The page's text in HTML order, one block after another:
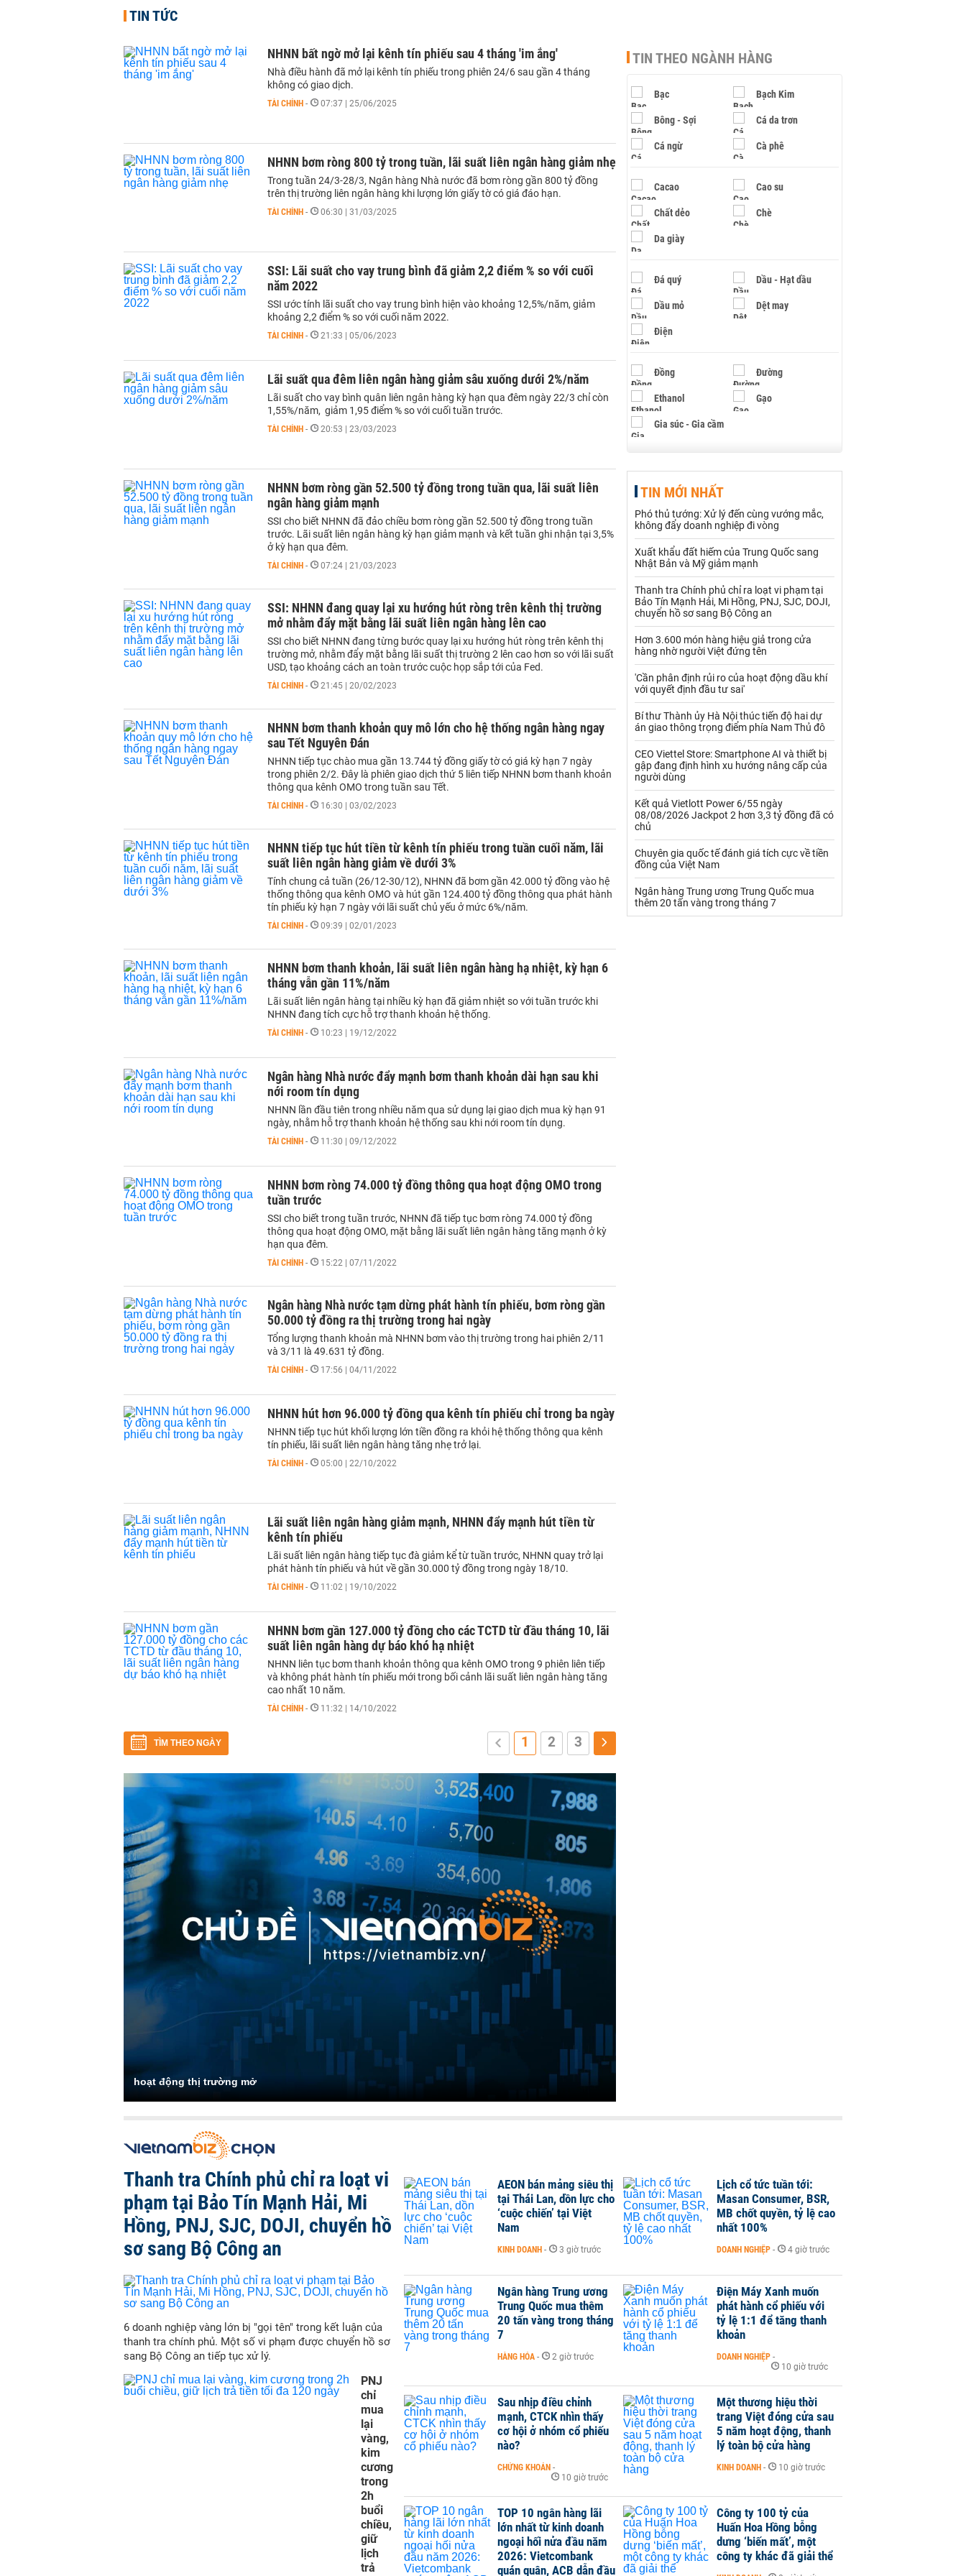
TIN TỨC
NHNN bất ngờ mở lại kênh tín phiếu sau 4 tháng 'im ắng'
Nhà điều hành đã mở lại kênh tín phiếu trong phiên 24/6 sau gần 4 tháng
không có giao dịch.
TÀI CHÍNH - 07:37 | 25/06/2025
NHNN bơm ròng 800 tỷ trong tuần, lãi suất liên ngân hàng giảm nhẹ
Trong tuần 24/3-28/3, Ngân hàng Nhà nước đã bơm ròng gần 800 tỷ đồng
trên thị trường liên ngân hàng khi lượng lớn giấy tờ có giá đáo hạn.
TÀI CHÍNH - 06:30 | 31/03/2025
SSI: Lãi suất cho vay trung bình đã giảm 2,2 điểm % so với cuối
năm 2022
SSI ước tính lãi suất cho vay trung bình hiện vào khoảng 12,5%/năm, giảm
khoảng 2,2 điểm % so với cuối năm 2022.
TÀI CHÍNH - 21:33 | 05/06/2023
Lãi suất qua đêm liên ngân hàng giảm sâu xuống dưới 2%/năm
Lãi suất cho vay bình quân liên ngân hàng kỳ hạn qua đêm ngày 22/3 chỉ còn
1,55%/năm, giảm 1,95 điểm % so với cuối tuần trước.
TÀI CHÍNH - 20:53 | 23/03/2023
NHNN bơm ròng gần 52.500 tỷ đồng trong tuần qua, lãi suất liên
ngân hàng giảm mạnh
SSI cho biết NHNN đã đảo chiều bơm ròng gần 52.500 tỷ đồng trong tuần
trước. Lãi suất liên ngân hàng kỳ hạn giảm mạnh và kết tuần ghi nhận tại 3,5%
ở kỳ hạn qua đêm.
TÀI CHÍNH - 07:24 | 21/03/2023
SSI: NHNN đang quay lại xu hướng hút ròng trên kênh thị trường
mở nhằm đẩy mặt bằng lãi suất liên ngân hàng lên cao
SSI cho biết NHNN đang từng bước quay lại xu hướng hút ròng trên kênh thị
trường mở, nhằm đẩy mặt bằng lãi suất thị trường 2 lên cao hơn so với lãi suất
USD, tạo khoảng cách an toàn trước cuộc họp sắp tới của Fed.
TÀI CHÍNH - 21:45 | 20/02/2023
NHNN bơm thanh khoản quy mô lớn cho hệ thống ngân hàng ngay
sau Tết Nguyên Đán
NHNN tiếp tục chào mua gần 13.744 tỷ đồng giấy tờ có giá kỳ hạn 7 ngày
trong phiên 2/2. Đây là phiên giao dịch thứ 5 liên tiếp NHNN bơm thanh khoản
thông qua kênh OMO trong tuần sau Tết.
TÀI CHÍNH - 16:30 | 03/02/2023
NHNN tiếp tục hút tiền từ kênh tín phiếu trong tuần cuối năm, lãi
suất liên ngân hàng giảm về dưới 3%
Tính chung cả tuần (26/12-30/12), NHNN đã bơm gần 42.000 tỷ đồng vào hệ
thống thông qua kênh OMO và hút gần 124.400 tỷ đồng thông qua phát hành
tín phiếu kỳ hạn 7 ngày với lãi suất chủ yếu ở mức 6%/năm.
TÀI CHÍNH - 09:39 | 02/01/2023
NHNN bơm thanh khoản, lãi suất liên ngân hàng hạ nhiệt, kỳ hạn 6
tháng vẫn gần 11%/năm
Lãi suất liên ngân hàng tại nhiều kỳ hạn đã giảm nhiệt so với tuần trước khi
NHNN đang tích cực hỗ trợ thanh khoản hệ thống.
TÀI CHÍNH - 10:23 | 19/12/2022
Ngân hàng Nhà nước đẩy mạnh bơm thanh khoản dài hạn sau khi
nới room tín dụng
NHNN lần đầu tiên trong nhiều năm qua sử dụng lại giao dịch mua kỳ hạn 91
ngày, nhằm hỗ trợ thanh khoản hệ thống sau khi nới room tín dụng.
TÀI CHÍNH - 11:30 | 09/12/2022
NHNN bơm ròng 74.000 tỷ đồng thông qua hoạt động OMO trong
tuần trước
SSI cho biết trong tuần trước, NHNN đã tiếp tục bơm ròng 74.000 tỷ đồng
thông qua hoạt động OMO, mặt bằng lãi suất liên ngân hàng tăng mạnh ở kỳ
hạn qua đêm.
TÀI CHÍNH - 15:22 | 07/11/2022
Ngân hàng Nhà nước tạm dừng phát hành tín phiếu, bơm ròng gần
50.000 tỷ đồng ra thị trường trong hai ngày
Tổng lượng thanh khoản mà NHNN bơm vào thị trường trong hai phiên 2/11
và 3/11 là 49.631 tỷ đồng.
TÀI CHÍNH - 17:56 | 04/11/2022
NHNN hút hơn 96.000 tỷ đồng qua kênh tín phiếu chỉ trong ba ngày
NHNN tiếp tục hút khối lượng lớn tiền đồng ra khỏi hệ thống thông qua kênh
tín phiếu, lãi suất liên ngân hàng tăng nhẹ trở lại.
TÀI CHÍNH - 05:00 | 22/10/2022
Lãi suất liên ngân hàng giảm mạnh, NHNN đẩy mạnh hút tiền từ
kênh tín phiếu
Lãi suất liên ngân hàng tiếp tục đà giảm kể từ tuần trước, NHNN quay trở lại
phát hành tín phiếu và hút về gần 30.000 tỷ đồng trong ngày 18/10.
TÀI CHÍNH - 11:02 | 19/10/2022
NHNN bơm gần 127.000 tỷ đồng cho các TCTD từ đầu tháng 10, lãi
suất liên ngân hàng dự báo khó hạ nhiệt
NHNN liên tục bơm thanh khoản thông qua kênh OMO trong 9 phiên liên tiếp
và không phát hành tín phiếu mới trong bối cảnh lãi suất liên ngân hàng tăng
cao nhất 10 năm.
TÀI CHÍNH - 11:32 | 14/10/2022
TÌM THEO NGÀY 1 2 3
hoạt động thị trường mở
TIN THEO NGÀNH HÀNG
Bạc Bạch Kim
Bông - Sợi Cá da trơn
Cá ngừ Cà phê
Cacao Cao su
Chất dẻo Chè
Da giày
Đá quý Dầu - Hạt dầu
Dầu mỏ Dệt may
Điện
Đồng Đường
Ethanol Gạo
Gia súc - Gia cầm
Hạt điều
Khí đốt
Kim loại khác Mắc ca
Muối Ngũ cốc
Nhựa - Hạt nhựa
Palladium Phân bón
Rau - Củ -Quả Sắt thép
Sữa
Than Thức ăn chăn nuôi
Thủy hải sản khác Tôm
Xi măng - Clynker
TIN MỚI NHẤT
Phó thủ tướng: Xử lý đến cùng vướng mắc,
không đẩy doanh nghiệp đi vòng
Xuất khẩu đất hiếm của Trung Quốc sang
Nhật Bản và Mỹ giảm mạnh
Thanh tra Chính phủ chỉ ra loạt vi phạm tại
Bảo Tín Mạnh Hải, Mi Hồng, PNJ, SJC, DOJI,
chuyển hồ sơ sang Bộ Công an
Hơn 3.600 món hàng hiệu giả trong cửa
hàng nhờ người Việt đứng tên
'Cần phân định rủi ro của hoạt động dầu khí
với quyết định đầu tư sai'
Bí thư Thành ủy Hà Nội thúc tiến độ hai dự
án giao thông trọng điểm phía Nam Thủ đô
CEO Viettel Store: Smartphone AI và thiết bị
gập đang định hình xu hướng nâng cấp của
người dùng
Kết quả Vietlott Power 6/55 ngày
08/08/2026 Jackpot 2 hơn 3,3 tỷ đồng đã có
chủ
Chuyên gia quốc tế đánh giá tích cực về tiền
đồng của Việt Nam
Ngân hàng Trung ương Trung Quốc mua
thêm 20 tấn vàng trong tháng 7
Thanh tra Chính phủ chỉ ra loạt vi
phạm tại Bảo Tín Mạnh Hải, Mi
Hồng, PNJ, SJC, DOJI, chuyển hồ
sơ sang Bộ Công an
6 doanh nghiệp vàng lớn bị "gọi tên" trong kết luận của
thanh tra chính phủ. Một số vi phạm được chuyển hồ sơ
sang Bộ Công an tiếp tục xử lý.
PNJ
chỉ
mua
lại
vàng,
kim
cương
trong
2h
buổi
chiều,
giữ
lịch
trả
AEON bán mảng siêu thị
tại Thái Lan, dồn lực cho
‘cuộc chiến’ tại Việt
Nam
KINH DOANH - 3 giờ trước
Lịch cổ tức tuần tới:
Masan Consumer, BSR,
MB chốt quyền, tỷ lệ cao
nhất 100%
DOANH NGHIỆP - 4 giờ trước
Ngân hàng Trung ương
Trung Quốc mua thêm
20 tấn vàng trong tháng
7
HÀNG HÓA - 2 giờ trước
Điện Máy Xanh muốn
phát hành cổ phiếu với
tỷ lệ 1:1 để tăng thanh
khoản
DOANH NGHIỆP -
10 giờ trước
Sau nhịp điều chỉnh
mạnh, CTCK nhìn thấy
cơ hội ở nhóm cổ phiếu
nào?
CHỨNG KHOÁN -
10 giờ trước
Một thương hiệu thời
trang Việt đóng cửa sau
5 năm hoạt động, thanh
lý toàn bộ cửa hàng
KINH DOANH - 10 giờ trước
TOP 10 ngân hàng lãi
lớn nhất từ kinh doanh
ngoại hối nửa đầu năm
2026: Vietcombank
quán quân, ACB dẫn đầu
Công ty 100 tỷ của
Huấn Hoa Hồng bỗng
dưng ‘biến mất’, một
công ty khác đã giải thể